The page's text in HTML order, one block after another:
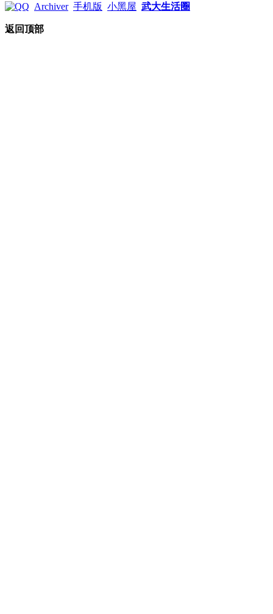
Archiver 手机版 小黑屋 武大生活圈
返回顶部